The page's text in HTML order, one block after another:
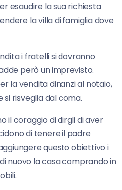
esaudire la sua richiesta
la villa di famiglia dove
i fratelli si dovranno
però un imprevisto.
la vendita dinanzi al notaio,
risveglia dal coma.
il coraggio di dirgli di aver
di tenere il padre
questo obiettivo i
nuovo la casa comprando in